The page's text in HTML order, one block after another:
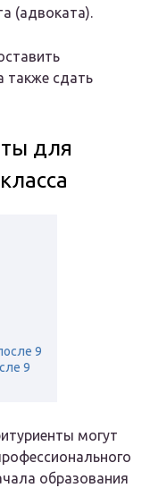
(адвоката).
также сдать
для
9
9
могут
образования